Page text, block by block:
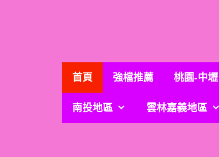
首頁 強檔推薦 桃園-中壢
南投地區 雲林嘉義地區